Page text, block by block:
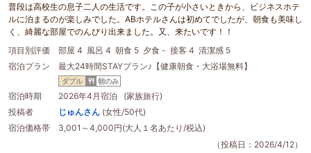
普段は高校生の息子二人の生活です。この子が小さいときから、ビジネスホテ
ルに泊まるのが楽しみでした。ABホテルさんは初めてでしたが、朝食も美味し
く、綺麗な部屋でのんびり出来ました。又、来たいです！！
項目別評価
部屋 4 風呂 4 朝食 5 夕食 - 接客 4 清潔感 5
宿泊プラン
最大24時間STAYプラン♪【健康朝食・大浴場無料】
ダブル 朝のみ
宿泊時期
2026年4月宿泊 (家族旅行)
投稿者
じゅんさん (女性/50代)
宿泊価格帯
3,001～4,000円(大人１名あたり/税込)
（投稿日：2026/4/12）